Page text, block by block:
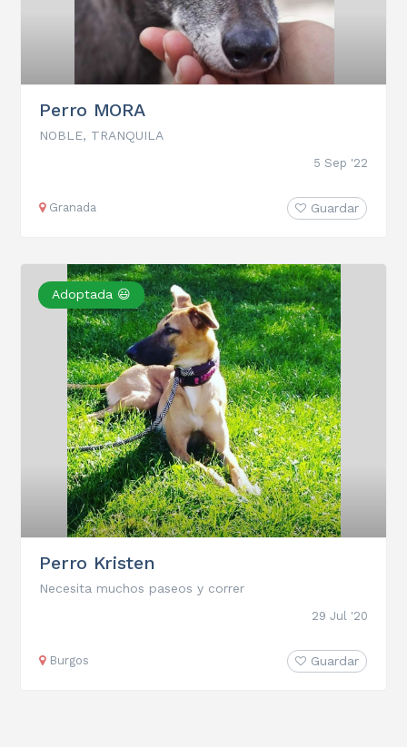
Perro MORA
NOBLE, TRANQUILA
5 Sep '22
Granada Guardar
Adoptada 😃
Perro Kristen
Necesita muchos paseos y correr
29 Jul '20
Burgos Guardar